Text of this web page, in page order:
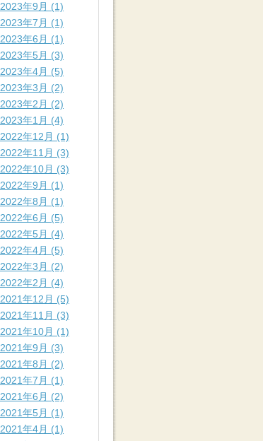
2023年9月 (1)
2023年7月 (1)
2023年6月 (1)
2023年5月 (3)
2023年4月 (5)
2023年3月 (2)
2023年2月 (2)
2023年1月 (4)
2022年12月 (1)
2022年11月 (3)
2022年10月 (3)
2022年9月 (1)
2022年8月 (1)
2022年6月 (5)
2022年5月 (4)
2022年4月 (5)
2022年3月 (2)
2022年2月 (4)
2021年12月 (5)
2021年11月 (3)
2021年10月 (1)
2021年9月 (3)
2021年8月 (2)
2021年7月 (1)
2021年6月 (2)
2021年5月 (1)
2021年4月 (1)